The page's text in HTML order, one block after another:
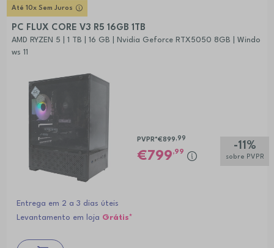
Até 10x Sem Juros
PC FLUX CORE V3 R5 16GB 1TB
AMD RYZEN 5 | 1 TB | 16 GB | Nvidia Geforce RTX5050 8GB | Windo
ws 11
-11%
sobre PVPR
PVPR*€899 ,99
799,99
Entrega em 2 a 3 dias úteis
Levantamento em loja Grátis*